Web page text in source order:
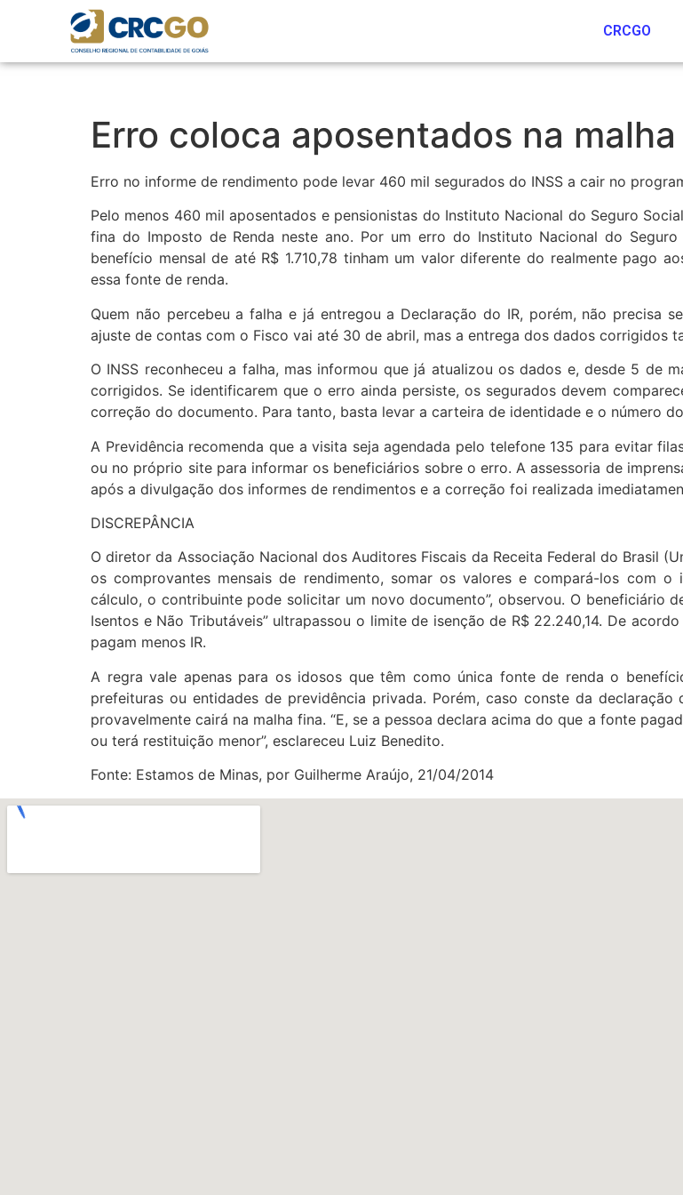
CRCGO
Erro coloca aposentados na
Erro no informe de rendimento pode levar 460 mil segurados do INSS a cair no
Pelo menos 460 mil aposentados e pensionistas do Instituto Nacional do Seguro
fina do Imposto de Renda neste ano. Por um erro do Instituto Nacional do
benefício mensal de até R$ 1.710,78 tinham um valor diferente do realmente pago
essa fonte de renda.
Quem não percebeu a falha e já entregou a Declaração do IR, porém, não precisa
ajuste de contas com o Fisco vai até 30 de abril, mas a entrega dos dados corrigidos
O INSS reconheceu a falha, mas informou que já atualizou os dados e, desde 5 de
corrigidos. Se identificarem que o erro ainda persiste, os segurados devem
correção do documento. Para tanto, basta levar a carteira de identidade e o número
A Previdência recomenda que a visita seja agendada pelo telefone 135 para evitar
ou no próprio site para informar os beneficiários sobre o erro. A assessoria de
após a divulgação dos informes de rendimentos e a correção foi realizada
DISCREPÂNCIA
O diretor da Associação Nacional dos Auditores Fiscais da Receita Federal do Brasil
os comprovantes mensais de rendimento, somar os valores e compará-los com o
cálculo, o contribuinte pode solicitar um novo documento”, observou. O beneficiário
Isentos e Não Tributáveis” ultrapassou o limite de isenção de R$ 22.240,14. De
pagam menos IR.
A regra vale apenas para os idosos que têm como única fonte de renda o
prefeituras ou entidades de previdência privada. Porém, caso conste da
provavelmente cairá na malha fina. “E, se a pessoa declara acima do que a fonte
ou terá restituição menor”, esclareceu Luiz Benedito.
Fonte: Estamos de Minas, por Guilherme Araújo, 21/04/2014